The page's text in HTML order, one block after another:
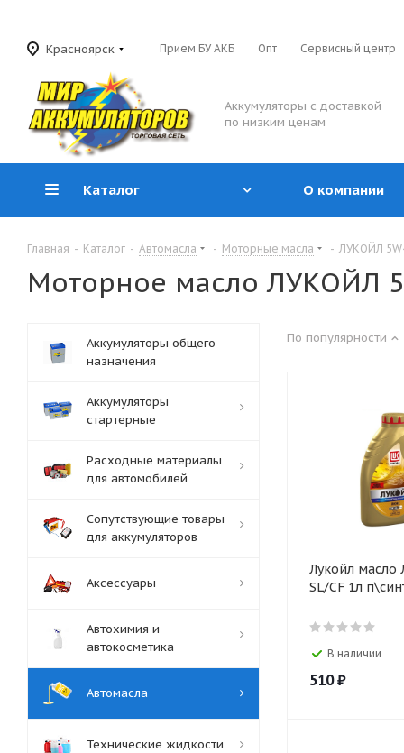
Красноярск Прием БУ АКБ Опт Сервисный центр
Аккумуляторы с доставкой
по низким ценам
Каталог О компании
Главная - Каталог - Автомасла - Моторные масла - ЛУКОЙЛ
Моторное масло ЛУКОЙЛ
По популярности
Лукойл
SL/CF 1л
В наличии
510₽
Аккумуляторы общего
назначения
Аккумуляторы
стартерные
Расходные материалы
для автомобилей
Сопутствующие товары
для аккумуляторов
Аксессуары
Автохимия и
автокосметика
Автомасла
Технические жидкости